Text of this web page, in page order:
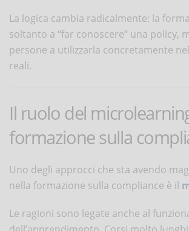
La logica cambia radicalmente: la
soltanto a “far conoscere” una policy,
persone a utilizzarla concretamente
reali.
Il ruolo del
formazione sulla
Uno degli approcci che sta avendo
nella formazione sulla compliance è il
Le ragioni sono legate anche al